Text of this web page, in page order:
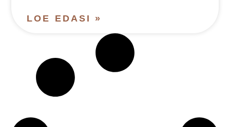
LOE EDASI »